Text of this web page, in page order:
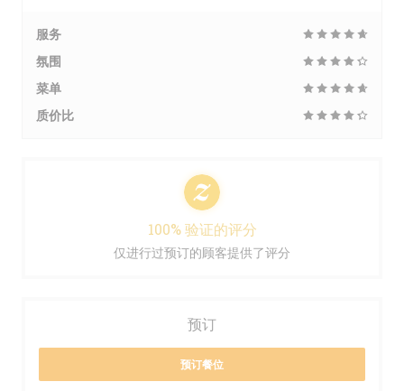
服务
氛围
菜单
质价比
100% 验证的评分
仅进行过预订的顾客提供了评分
预订
预订餐位